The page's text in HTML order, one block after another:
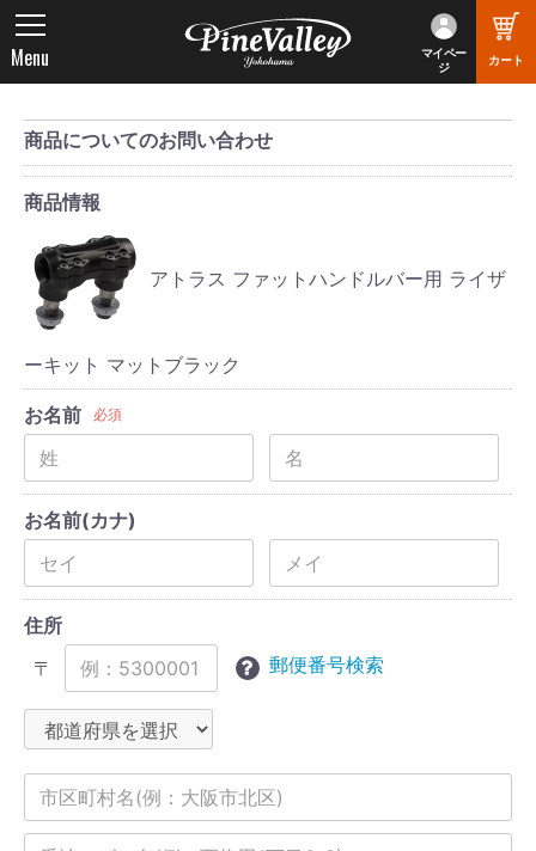
マイペー
ジ
カート
Menu
商品についてのお問い合わせ
商品情報
アトラス ファットハンドルバー用 ライザ
ーキット マットブラック
お名前 必須
お名前(カナ)
住所
〒
郵便番号検索